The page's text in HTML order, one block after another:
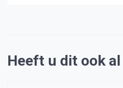
Heeft u dit ook